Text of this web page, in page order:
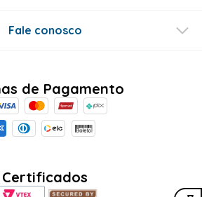
Fale conosco
de Pagamento
Certificados